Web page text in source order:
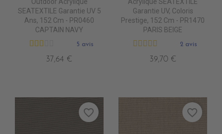
SEATEXTILE Garantie UV 5
Ans, 152 Cm - PR0460
CAPTAIN NAVY
5 avis
37,64 €
Garantie UV, Coloris
Prestige, 152 Cm - PR1470
PARIS BEIGE
2 avis
39,70 €
favorite_border favorite_border